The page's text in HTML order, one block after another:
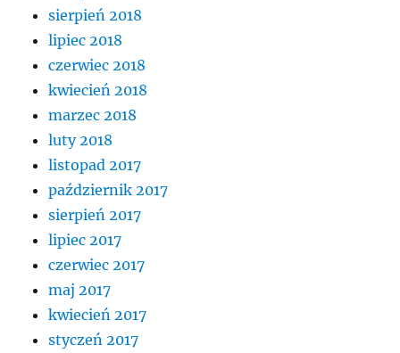
sierpień 2018
lipiec 2018
czerwiec 2018
kwiecień 2018
marzec 2018
luty 2018
listopad 2017
październik 2017
sierpień 2017
lipiec 2017
czerwiec 2017
maj 2017
kwiecień 2017
styczeń 2017